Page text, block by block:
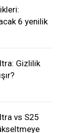
6 yenilik
Gizlilik
vs S25